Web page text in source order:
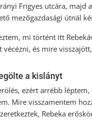
Frigyes utcára, majd
mezőgazdasági útnál
mi történt itt
és mire
a kislányt
ezért arrébb
Mire visszamentem
Rebeka